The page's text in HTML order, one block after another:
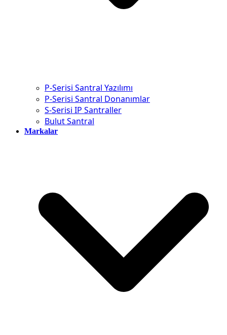
P-Serisi Santral Yazılımı
P-Serisi Santral Donanımlar
S-Serisi IP Santraller
Bulut Santral
Markalar